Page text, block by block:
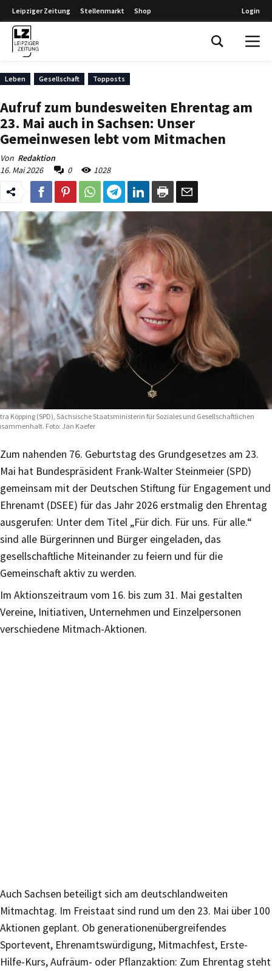
Leipziger Zeitung Stellenmarkt Shop Login
Leben Gesellschaft Topposts
Aufruf zum bundesweiten Ehrentag am
23. Mai auch in Sachsen: Unser
Gemeinwesen lebt vom Mitmachen
Von Redaktion
16. Mai 2026
0 1028
Köpping (SPD), Sächsische Staatsministerin für Soziales und Gesellschaftlichen
Foto: Jan Kaefer
Zum nahenden 76. Geburtstag des Grundgesetzes am 23.
Mai hat Bundespräsident Frank-Walter Steinmeier (SPD)
gemeinsam mit der Deutschen Stiftung für Engagement und
Ehrenamt (DSEE) für das Jahr 2026 erstmalig den Ehrentag
ausgerufen: Unter dem Titel „Für dich. Für uns. Für alle.“
sind alle Bürgerinnen und Bürger eingeladen, das
gesellschaftliche Miteinander zu feiern und für die
Gemeinschaft aktiv zu werden.
Im Aktionszeitraum vom 16. bis zum 31. Mai gestalten
Vereine, Initiativen, Unternehmen und Einzelpersonen
verschiedene Mitmach-Aktionen.
Auch Sachsen beteiligt sich am deutschlandweiten
Mitmachtag. Im Freistaat sind rund um den 23. Mai über 100
Aktionen geplant. Ob generationenübergreifendes
Sportevent, Ehrenamtswürdigung, Mitmachfest, Erste-
Hilfe-Kurs, Aufräum- oder Pflanzaktion: Zum Ehrentag steht